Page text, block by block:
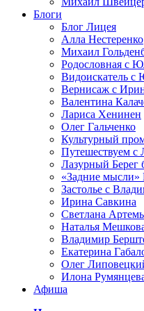
Блоги
Блог Лицея
Алла Нестеренко
Михаил
Родословная с
Видоискатель
Вернисаж с
Валентина
Лариса Хенинен
Олег Гальченко
Культурный
Путешествуем с
Лазурный Берег
«Задние
Застолье с
Ирина Савкина
Светлана
Наталья
Владимир
Екатерина
Олег
Илона
Афиша